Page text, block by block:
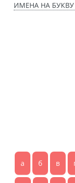
ИМЕНА НА
а б в